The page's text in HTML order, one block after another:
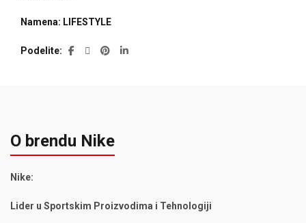
Namena: LIFESTYLE
Podelite
O brendu Nike
Nike:
Lider u Sportskim Proizvodima i Tehnologiji